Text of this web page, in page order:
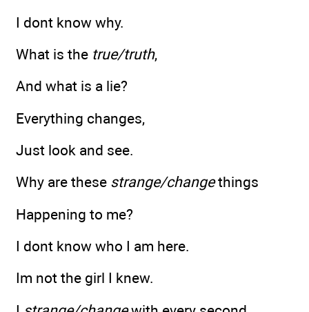
I dont know why.
What is the true/truth,
And what is a lie?
Everything changes,
Just look and see.
Why are these strange/changethings
Happening to me?
I dont know who I am here.
Im not the girl I knew.